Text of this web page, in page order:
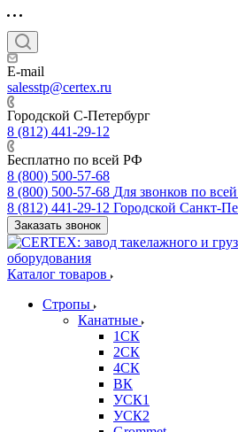
E-mail
salesstp@certex.ru
Городской С-Петербург
8 (812) 441-29-12
Бесплатно по всей РФ
8 (800) 500-57-68
8 (800) 500-57-68 Для звонков по
8 (812) 441-29-12 Городской Санкт-
Заказать звонок
Каталог товаров
Стропы
Канатные
1СК
2СК
4СК
ВК
УСК1
УСК2